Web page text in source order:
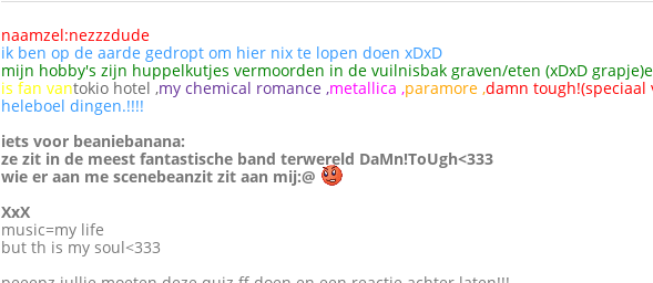
naamzel:nezzzdude
ik ben op de aarde gedropt om hier nix te lopen doen xDxD
mijn hobby's zijn huppelkutjes vermoorden in de vuilnisbak graven/eten (xDxD
is fan vantokio hotel ,my chemical romance ,metallica ,paramore ,damn tough!(speciaal
heleboel dingen.!!!!
iets voor beaniebanana:
ze zit in de meest fantastische band terwereld DaMn!ToUgh<333
wie er aan me scenebeanzit zit aan mij:@
XxX
music=my life
but th is my soul<333